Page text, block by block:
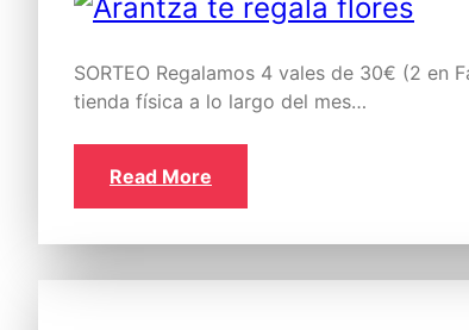
SORTEO Regalamos 4 vales de 30€ (2 en
tienda física a lo largo del mes…
Read More